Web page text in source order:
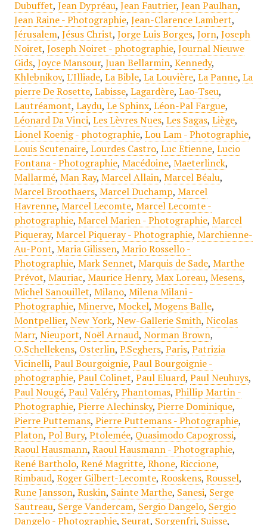
Dubuffet, Jean Dypréau, Jean Fautrier, Jean Paulhan,
Jean Raine - Photographie, Jean-Clarence Lambert,
Jérusalem, Jésus Christ, Jorge Luis Borges, Jorn, Joseph
Noiret, Joseph Noiret - photographie, Journal Nieuwe
Gids, Joyce Mansour, Juan Bellarmin, Kennedy,
Khlebnikov, L'Illiade, La Bible, La Louvière, La Panne, La
pierre De Rosette, Labisse, Lagardère, Lao-Tseu,
Lautréamont, Laydu, Le Sphinx, Léon-Pal Fargue,
Léonard Da Vinci, Les Lèvres Nues, Les Sagas, Liège,
Lionel Koenig - photographie, Lou Lam - Photographie,
Louis Scutenaire, Lourdes Castro, Luc Etienne, Lucio
Fontana - Photographie, Macédoine, Maeterlinck,
Mallarmé, Man Ray, Marcel Allain, Marcel Béalu,
Marcel Broothaers, Marcel Duchamp, Marcel
Havrenne, Marcel Lecomte, Marcel Lecomte -
photographie, Marcel Marien - Photographie, Marcel
Piqueray, Marcel Piqueray - Photographie, Marchienne-
Au-Pont, Maria Gilissen, Mario Rossello -
Photographie, Mark Sennet, Marquis de Sade, Marthe
Prévot, Mauriac, Maurice Henry, Max Loreau, Mesens,
Michel Sanouillet, Milano, Milena Milani -
Photographie, Minerve, Mockel, Mogens Balle,
Montpellier, New York, New-Gallerie Smith, Nicolas
Marr, Nieuport, Noël Arnaud, Norman Brown,
O.Schellekens, Osterlin, P.Seghers, Paris, Patrizia
Vicinelli, Paul Bourgoignie, Paul Bourgoignie -
photographie, Paul Colinet, Paul Eluard, Paul Neuhuys,
Paul Nougé, Paul Valéry, Phantomas, Phillip Martin -
Photographie, Pierre Alechinsky, Pierre Dominique,
Pierre Puttemans, Pierre Puttemans - Photographie,
Platon, Pol Bury, Ptolemée, Quasimodo Capogrossi,
Raoul Hausmann, Raoul Hausmann - Photographie,
René Bartholo, René Magritte, Rhone, Riccione,
Rimbaud, Roger Gilbert-Lecomte, Rooskens, Roussel,
Rune Jansson, Ruskin, Sainte Marthe, Sanesi, Serge
Sautreau, Serge Vandercam, Sergio Dangelo, Sergio
Dangelo - Photographie, Seurat, Sorgenfri, Suisse,